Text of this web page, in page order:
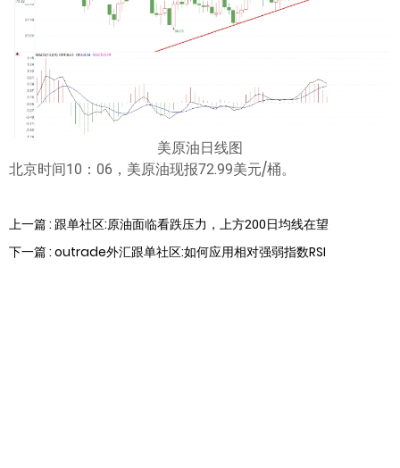
美原油日线图
北京时间10：06，美原油现报72.99美元/桶。
上一篇 : 跟单社区:原油面临看跌压力，上方200日均线在望
下一篇 : outrade外汇跟单社区:如何应用相对强弱指数RSI